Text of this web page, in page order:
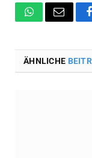
WhatsApp
Email
ÄHNLICHE